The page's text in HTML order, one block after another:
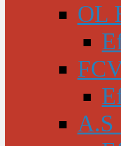
OL
A.S